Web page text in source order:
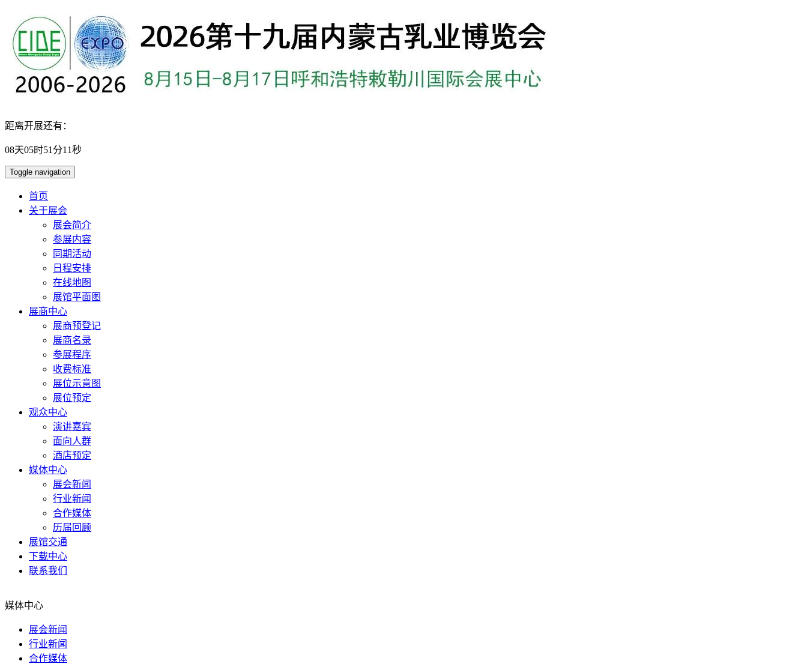
距离开展还有：
08天05时51 分10秒
Toggle navigation
首页
关于展会
展会简介
参展内容
同期活动
日程安排
在线地图
展馆平面图
展商中心
展商预登记
展商名录
参展程序
收费标准
展位示意图
展位预定
观众中心
演讲嘉宾
面向人群
酒店预定
媒体中心
展会新闻
行业新闻
合作媒体
历届回顾
展馆交通
下载中心
联系我们
媒体中心
展会新闻
行业新闻
合作媒体